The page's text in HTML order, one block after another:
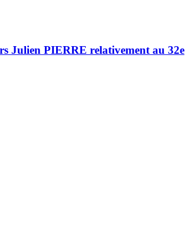
Julien PIERRE relativement au 32e